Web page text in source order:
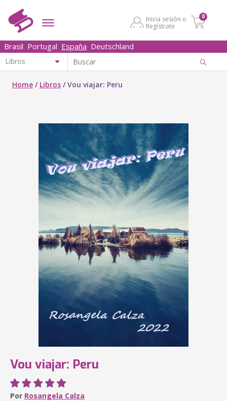
Inicia sesión o
Regístrate
0
Brasil Portugal España Deutschland
Home / Libros /Vou viajar: Peru
Vou viajar: Peru
Por Rosangela Calza